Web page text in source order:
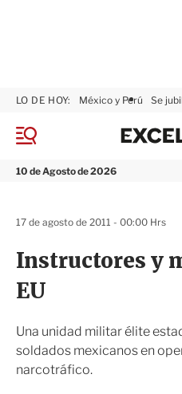
M
n
10 de Agosto de 2026
LO DE HOY: México y Perú Se
Instructores y
EU
Una unidad militar élite
soldados mexicanos en
narcotráfico.
17 de agosto de 2011 - 00:00 Hrs